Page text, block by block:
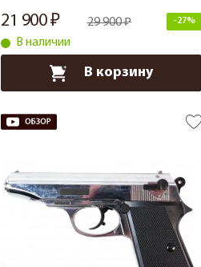
21 900 29 900 -27%
В наличии
В корзину